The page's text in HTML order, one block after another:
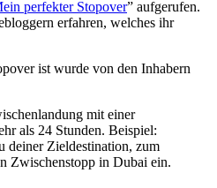
perfekter Stopover” aufgerufen.
erfahren, welches ihr
ist wurde von den Inhabern
mit einer
als 24 Stunden. Beispiel:
deiner Zieldestination, zum
Zwischenstopp in Dubai ein.